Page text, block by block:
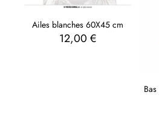
Ailes blanches 60X45 cm
12,00 €